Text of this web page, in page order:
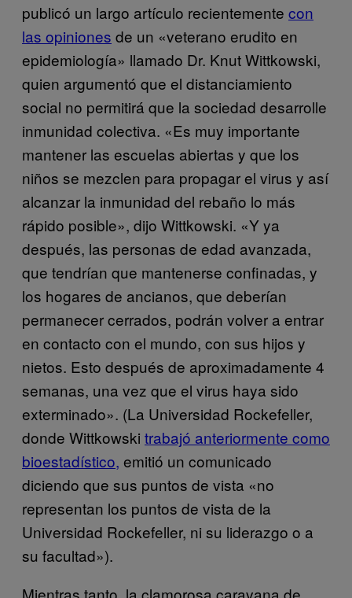
publicó un largo artículo recientemente con
las opiniones de un «veterano erudito en
epidemiología» llamado Dr. Knut Wittkowski,
quien argumentó que el distanciamiento
social no permitirá que la sociedad desarrolle
inmunidad colectiva. «Es muy importante
mantener las escuelas abiertas y que los
niños se mezclen para propagar el virus y así
alcanzar la inmunidad del rebaño lo más
rápido posible», dijo Wittkowski. «Y ya
después, las personas de edad avanzada,
que tendrían que mantenerse confinadas, y
los hogares de ancianos, que deberían
permanecer cerrados, podrán volver a entrar
en contacto con el mundo, con sus hijos y
nietos. Esto después de aproximadamente 4
semanas, una vez que el virus haya sido
exterminado». (La Universidad Rockefeller,
donde Wittkowski trabajó anteriormente como
bioestadístico, emitió un comunicado
diciendo que sus puntos de vista «no
representan los puntos de vista de la
Universidad Rockefeller, ni su liderazgo o a
su facultad»).
Mientras tanto, la clamorosa caravana de